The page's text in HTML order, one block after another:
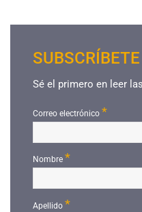
Sé el primero en leer
Correo electrónico*
Nombre *
Apellido*